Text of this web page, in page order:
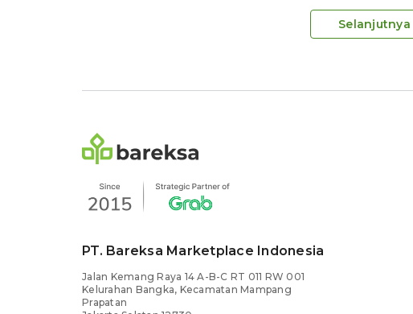
Selanjutnya
PT. Bareksa Marketplace Indonesia
Jalan Kemang Raya 14 A-B-C RT 011 RW 001
Kelurahan Bangka, Kecamatan Mampang
Prapatan